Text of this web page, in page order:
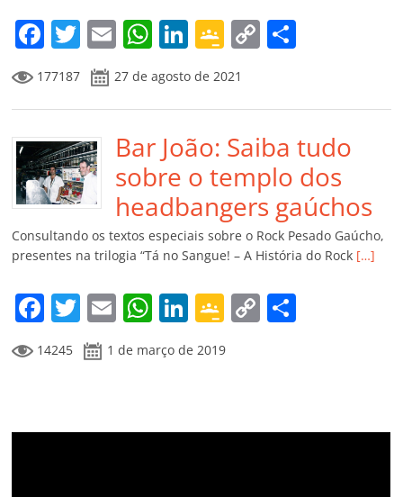
m
F
a
c
e
b
o
o
k
T
w
itt
er
E
m
ai
l
W
at
s
A
p
p
Li
n
k
e
dI
n
G
o
o
gl
e
Cl
a
ss
ro
o
m
C
y
Li
n
k
p
ar
til
h
ar
177187 27 de agosto de 2021
Bar João: Saiba tudo
sobre o templo dos
headbangers gaúchos
Consultando os textos especiais sobre o Rock Pesado Gaúcho,
presentes na trilogia “Tá no Sangue! – A História do Rock […]
F
a
c
b
T
w
itt
E
m
ai
W
at
A
Li
n
k
dI
G
o
o
e
C
Li ar
14245 1 de março de 2019